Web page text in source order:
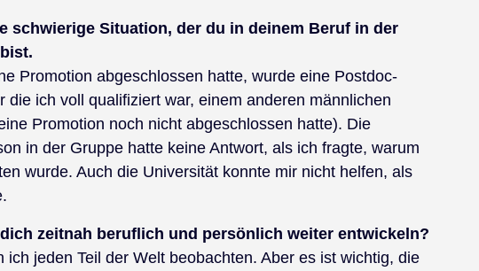
schwierige Situation, der du in deinem Beruf in der
Promotion abgeschlossen hatte, wurde eine Postdoc-
die ich voll qualifiziert war, einem anderen männlichen
Promotion noch nicht abgeschlossen hatte). Die
in der Gruppe hatte keine Antwort, als ich fragte, warum
wurde. Auch die Universität konnte mir nicht helfen, als
zeitnah beruflich und persönlich weiter entwickeln?
ich jeden Teil der Welt beobachten. Aber es ist wichtig, die